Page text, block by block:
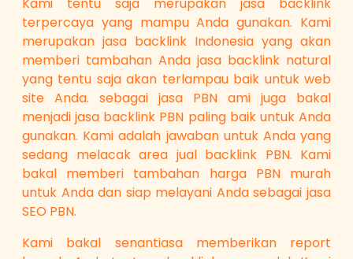
terpercaya yang mampu Anda gunakan. Kami
merupakan jasa backlink Indonesia yang akan
memberi tambahan Anda jasa backlink natural
yang tentu saja akan terlampau baik untuk web
site Anda. sebagai jasa PBN ami juga bakal
menjadi jasa backlink PBN paling baik untuk Anda
gunakan. Kami adalah jawaban untuk Anda yang
sedang melacak area jual backlink PBN. Kami
bakal memberi tambahan harga PBN murah
untuk Anda dan siap melayani Anda sebagai jasa
SEO PBN.
Kami bakal senantiasa memberikan report